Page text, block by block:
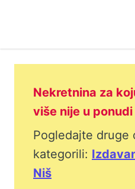
Nekretnina za
više nije u ponudi
Pogledajte druge
kategorili:
Niš